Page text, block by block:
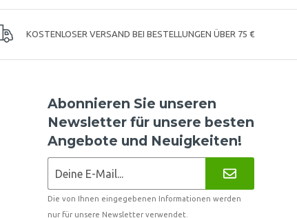
KOSTENLOSER VERSAND BEI BESTELLUNGEN ÜBER 75 €
Abonnieren Sie unseren
Newsletter für unsere besten
Angebote und Neuigkeiten!
Die von Ihnen eingegebenen Informationen werden
nur für unsere Newsletter verwendet.